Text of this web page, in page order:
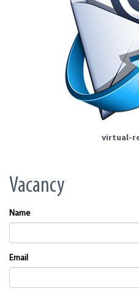
virtual-
Vacancy
Name
Email